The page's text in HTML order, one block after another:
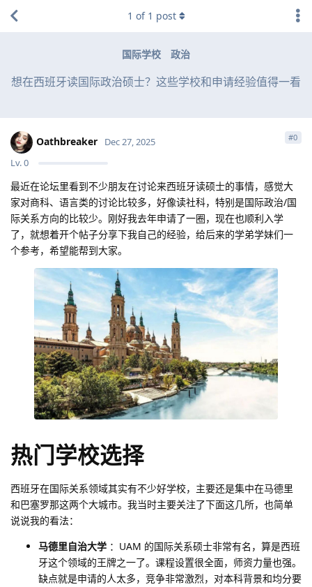
国际学校 政治
想在西班牙读国际政治硕士？这些学校和申请经验值得一看
1 of 1 post
Oathbreaker
Lv.0
Dec 27, 2025 #0
最近在论坛里看到不少朋友在讨论来西班牙读硕士的事情，感觉大
家对商科、语言类的讨论比较多，好像读社科，特别是国际政治/国
际关系方向的比较少。刚好我去年申请了一圈，现在也顺利入学
了，就想着开个帖子分享下我自己的经验，给后来的学弟学妹们一
个参考，希望能帮到大家。
热门学校选择
西班牙在国际关系领域其实有不少好学校，主要还是集中在马德里
和巴塞罗那这两个大城市。我当时主要关注了下面这几所，也简单
说说我的看法：
马德里自治大学 ：UAM 的国际关系硕士非常有名，算是西班
牙这个领域的王牌之一了。课程设置很全面，师资力量也强。
缺点就是申请的人太多，竞争非常激烈，对本科背景和均分要